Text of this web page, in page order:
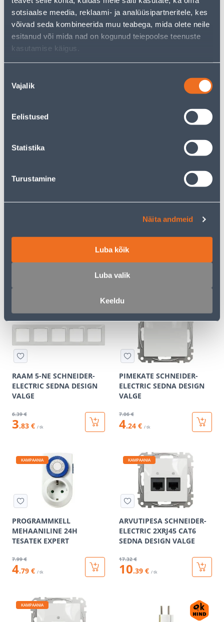
sotsiaalse meedia, reklaami- ja analüüsipartneritele, kes
võivad seda kombineerida muu teabega, mida olete neile
esitanud või mida nad on kogunud teiepoolse teenuste
kasutamise käigus.
valik
Vajalik
Eelistused
Statistika
Turustamine
Näita andmeid
Luba kõik
Luba valik
Keeldu
KAMPAANIA
ELECTRIC SEDNA DESIGN
8.39 €
5
KAMPAANIA
SEDNA DESIGN
LÜLITI 1-NE NK.VK.HALL
3.67 €
KAMPAANIA
RAAM 5-NE SCHNEIDER-
ELECTRIC SEDNA DESIGN
VALGE
6.39 €
3.83 € / tk
KAMPAANIA
PIMEKATE SCHNEIDER-
ELECTRIC SEDNA DESIGN
VALGE
7.06 €
4.24 € / tk
KAMPAANIA
PROGRAMMKELL
MEHAANILINE 24H
TESATEK EXPERT
7.99 €
4.79 € / tk
KAMPAANIA
ARVUTIPESA SCHNEIDER-
ELECTRIC 2XRJ45 CAT6
SEDNA DESIGN VALGE
17.32 €
10.39 € / tk
KAMPAANIA